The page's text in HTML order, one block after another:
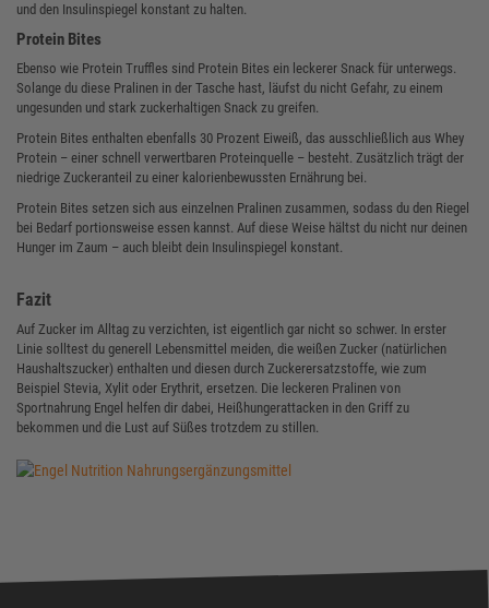
und den Insulinspiegel konstant zu halten.
Protein Bites
Ebenso wie Protein Truffles sind Protein Bites ein leckerer Snack für unterwegs.
Solange du diese Pralinen in der Tasche hast, läufst du nicht Gefahr, zu einem
ungesunden und stark zuckerhaltigen Snack zu greifen.
Protein Bites enthalten ebenfalls 30 Prozent Eiweiß, das ausschließlich aus Whey
Protein – einer schnell verwertbaren Proteinquelle – besteht. Zusätzlich trägt der
niedrige Zuckeranteil zu einer kalorienbewussten Ernährung bei.
Protein Bites setzen sich aus einzelnen Pralinen zusammen, sodass du den Riegel
bei Bedarf portionsweise essen kannst. Auf diese Weise hältst du nicht nur deinen
Hunger im Zaum – auch bleibt dein Insulinspiegel konstant.
Fazit
Auf Zucker im Alltag zu verzichten, ist eigentlich gar nicht so schwer. In erster
Linie solltest du generell Lebensmittel meiden, die weißen Zucker (natürlichen
Haushaltszucker) enthalten und diesen durch Zuckerersatzstoffe, wie zum
Beispiel Stevia, Xylit oder Erythrit, ersetzen. Die leckeren Pralinen von
Sportnahrung Engel helfen dir dabei, Heißhungerattacken in den Griff zu
bekommen und die Lust auf Süßes trotzdem zu stillen.